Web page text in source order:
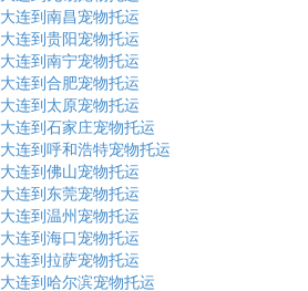
大连到南昌宠物托运
大连到贵阳宠物托运
大连到南宁宠物托运
大连到合肥宠物托运
大连到太原宠物托运
大连到石家庄宠物托运
大连到呼和浩特宠物托运
大连到佛山宠物托运
大连到东莞宠物托运
大连到温州宠物托运
大连到海口宠物托运
大连到拉萨宠物托运
大连到哈尔滨宠物托运